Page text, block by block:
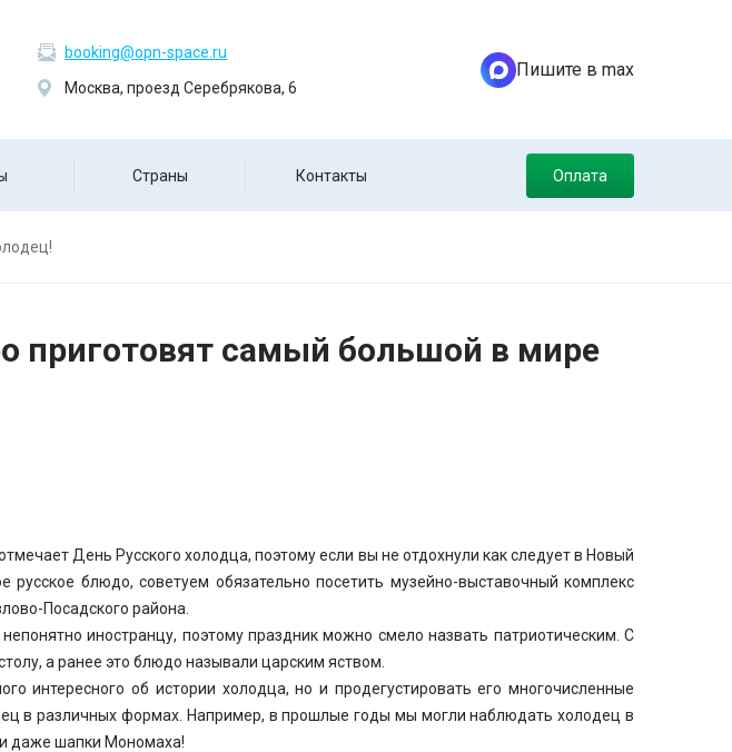
booking@opn-space.ru
Москва, проезд Серебрякова, 6
Пишите в max
Страны Контакты Оплата
приготовят самый большой в мире
День Русского холодца, поэтому если вы не отдохнули как следует в Новый
русское блюдо, советуем обязательно посетить музейно-выставочный комплекс
Посадского района.
иностранцу, поэтому праздник можно смело назвать патриотическим. С
а ранее это блюдо называли царским яством.
интересного об истории холодца, но и продегустировать его многочисленные
в различных формах. Например, в прошлые годы мы могли наблюдать холодец в
даже шапки Мономаха!